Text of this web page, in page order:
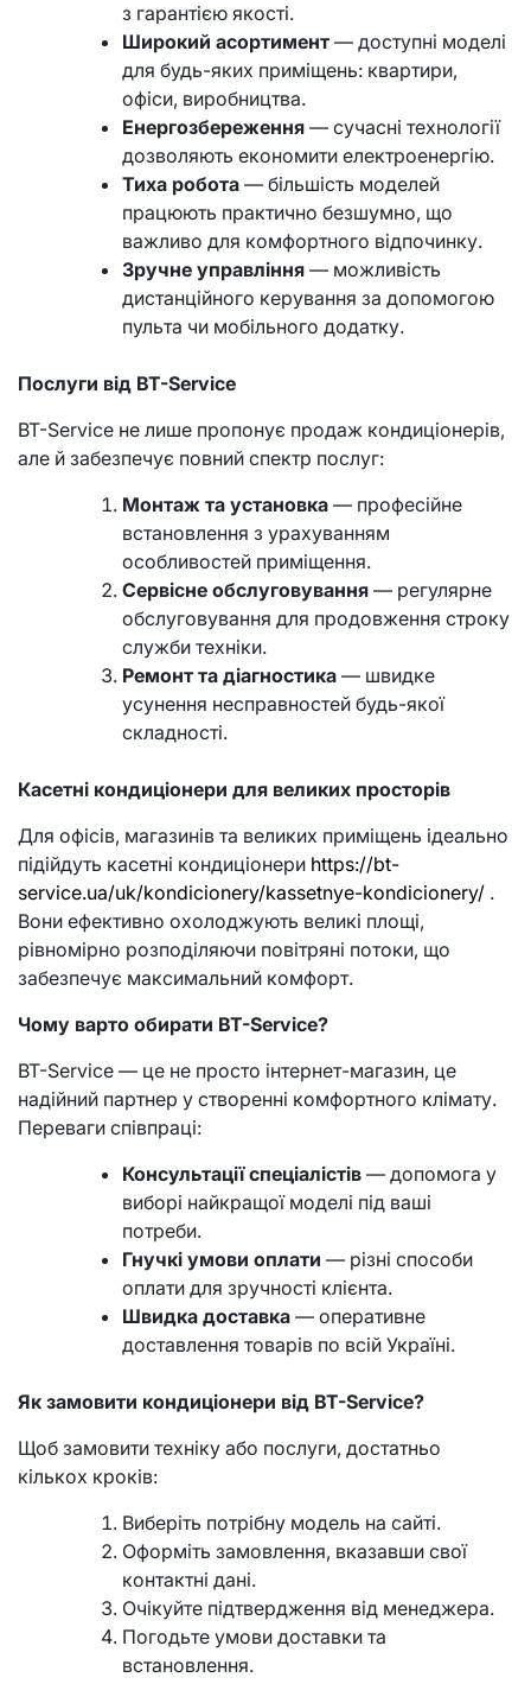
з гарантією якості.
Широкий асортимент — доступні моделі
для будь-яких приміщень: квартири,
офіси, виробництва.
Енергозбереження — сучасні технології
дозволяють економити електроенергію.
Тиха робота — більшість моделей
працюють практично безшумно, що
важливо для комфортного відпочинку.
Зручне управління — можливість
дистанційного керування за допомогою
пульта чи мобільного додатку.
Послуги від BT-Service
BT-Service не лише пропонує продаж кондиціонерів,
але й забезпечує повний спектр послуг:
Монтаж та установка — професійне
встановлення з урахуванням
особливостей приміщення.
Сервісне обслуговування — регулярне
обслуговування для продовження строку
служби техніки.
Ремонт та діагностика — швидке
усунення несправностей будь-якої
складності.
Касетні кондиціонери для великих просторів
Для офісів, магазинів та великих приміщень ідеально
підійдуть касетні кондиціонери https://bt-
service.ua/uk/kondicionery/kassetnye-kondicionery/ .
Вони ефективно охолоджують великі площі,
рівномірно розподіляючи повітряні потоки, що
забезпечує максимальний комфорт.
Чому варто обирати BT-Service?
BT-Service — це не просто інтернет-магазин, це
надійний партнер у створенні комфортного клімату.
Переваги співпраці:
Консультації спеціалістів — допомога у
виборі найкращої моделі під ваші
потреби.
Гнучкі умови оплати — різні способи
оплати для зручності клієнта.
Швидка доставка — оперативне
доставлення товарів по всій Україні.
Як замовити кондиціонери від BT-Service?
Щоб замовити техніку або послуги, достатньо
кількох кроків:
Виберіть потрібну модель на сайті.
Оформіть замовлення, вказавши свої
контактні дані.
Очікуйте підтвердження від менеджера.
Погодьте умови доставки та
встановлення.